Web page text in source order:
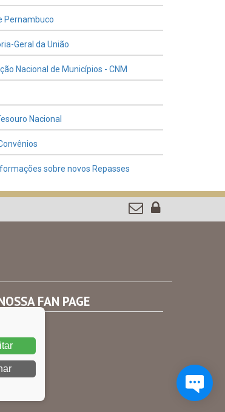
Pernambuco
Geral da União
Nacional de Municípios - CNM
Nacional
sobre novos Repasses
FAN PAGE